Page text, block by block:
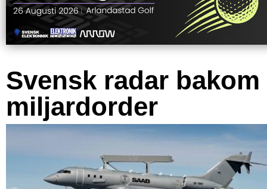
Svensk radar bakom
miljardorder